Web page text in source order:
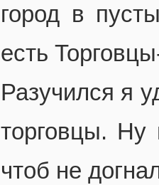
город в
есть
Разучился я
торговцы.
чтоб не